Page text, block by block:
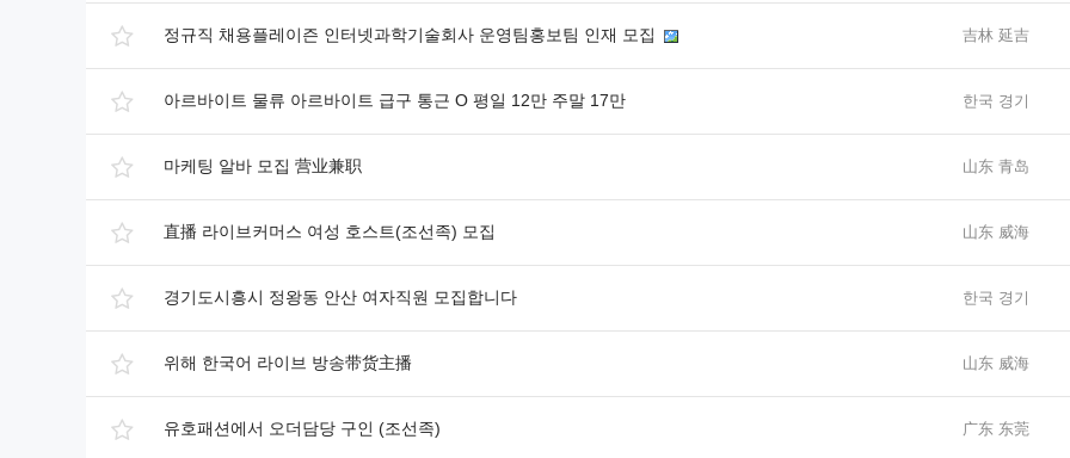
정규직 채용플레이즌 인터넷과학기술회사 운영팀홍보팀 인재 모집 吉林 延吉
아르바이트 물류 아르바이트 급구 통근 O 평일 12만 주말 17만 한국 경기
마케팅 알바 모집 营业兼职 山东 青岛
直播 라이브커머스 여성 호스트(조선족) 모집 山东 威海
경기도시흥시 정왕동 안산 여자직원 모집합니다 한국 경기
위해 한국어 라이브 방송带货主播 山东 威海
유호패션에서 오더담당 구인 (조선족) 广东 东莞